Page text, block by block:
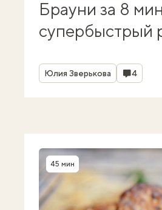
Брауни за 8
супербыстрый
Автор
Юлия Зверькова 4
Время приготовления
45 мин